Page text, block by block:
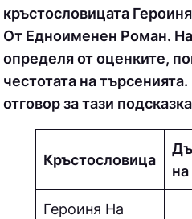
кръстословицата
От Едноименен Роман.
определя от оценките,
честотата на
отговор за тази
Кръстословица
Героиня На